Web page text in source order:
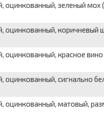
зеленый мох
коричневый
красное вино
сигнально
матовый,